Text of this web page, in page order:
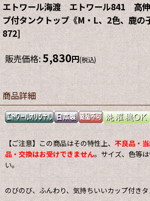
エトワール海渡 エトワール841 高
プ付タンクトップ《M・L、2色、鹿の
872]
販売価格:5,830円(税込)
商品詳細
【ご注意】この商品はその特性上、 不良品・
品・交換はお受けできません。サイズ、色等
い。
のびのび、ふんわり、気持ちいいカップ付き